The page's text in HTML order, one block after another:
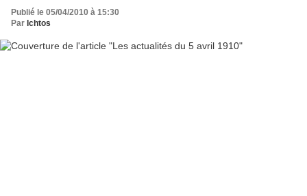
Publié le 05/04/2010 à 15:30
Par Ichtos